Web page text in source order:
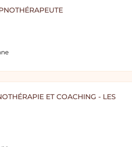
ET COACHING - LES